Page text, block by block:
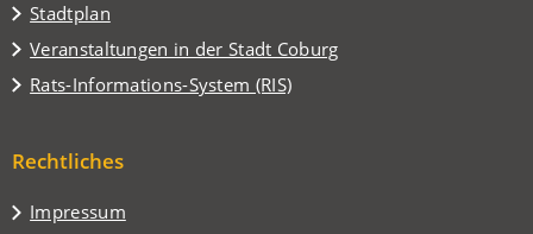
Stadtplan
(Öffnet
in
einem
neuen
Veranstaltungen in der Stadt Coburg
(Öffnet
in
einem
Tab)
Rats-Informations-System (RIS)
(Öffnet
neuen
Rechtliches
Impressum